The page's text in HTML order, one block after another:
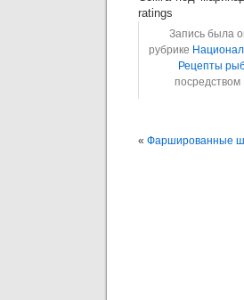
ratings
Запись была
рубрике
Рецепты
посредством
« Фаршированные